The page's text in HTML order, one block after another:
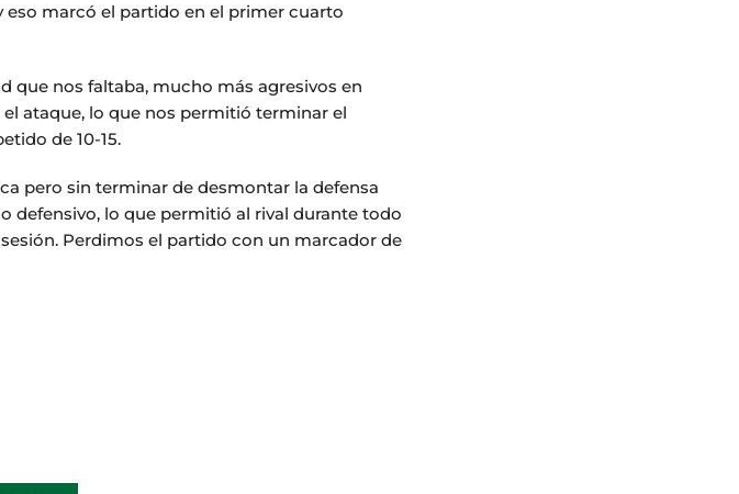
eso marcó el partido en el primer cuarto
que nos faltaba, mucho más agresivos en
ataque, lo que nos permitió terminar el
de 10-15.
pero sin terminar de desmontar la defensa
defensivo, lo que permitió al rival durante todo
Perdimos el partido con un marcador de